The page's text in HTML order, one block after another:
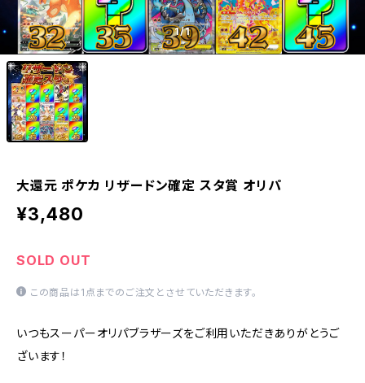
1/1
大還元 ポケカ リザードン確定 スタ賞 オリパ
¥3,480
SOLD OUT
この商品は1点までのご注文とさせていただきます。
いつもスーパーオリパブラザーズをご利用いただきありがとうご
ざいます！